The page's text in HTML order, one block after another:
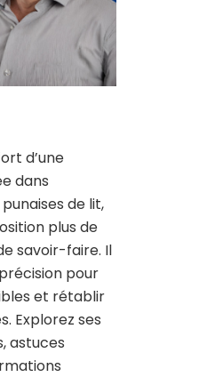
d’une
dans
de lit,
plus de
savoir-faire. Il
pour
et rétablir
Explorez ses
astuces